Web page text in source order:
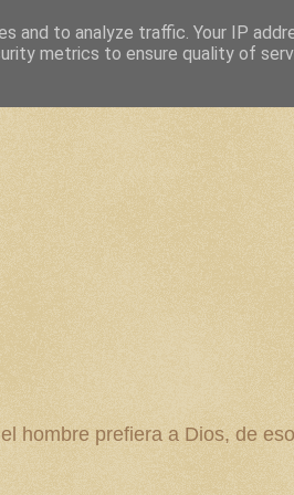
hombre prefiera a Dios, de
and to analyze traffic. Your IP
metrics to ensure quality of